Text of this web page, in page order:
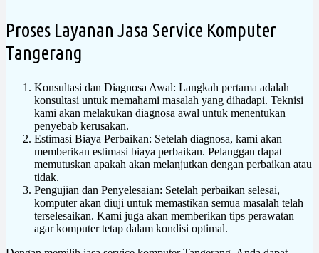
Proses Layanan Jasa Service Komputer
Tangerang
Konsultasi dan Diagnosa Awal: Langkah pertama adalah
konsultasi untuk memahami masalah yang dihadapi. Teknisi
kami akan melakukan diagnosa awal untuk menentukan
penyebab kerusakan.
Estimasi Biaya Perbaikan: Setelah diagnosa, kami akan
memberikan estimasi biaya perbaikan. Pelanggan dapat
memutuskan apakah akan melanjutkan dengan perbaikan atau
tidak.
Pengujian dan Penyelesaian: Setelah perbaikan selesai,
komputer akan diuji untuk memastikan semua masalah telah
terselesaikan. Kami juga akan memberikan tips perawatan
agar komputer tetap dalam kondisi optimal.